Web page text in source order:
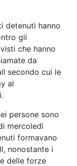
detenuti hanno
gli
che hanno
da
secondo cui le
al
persone sono
mercoledì
formavano
nonostante i
delle forze